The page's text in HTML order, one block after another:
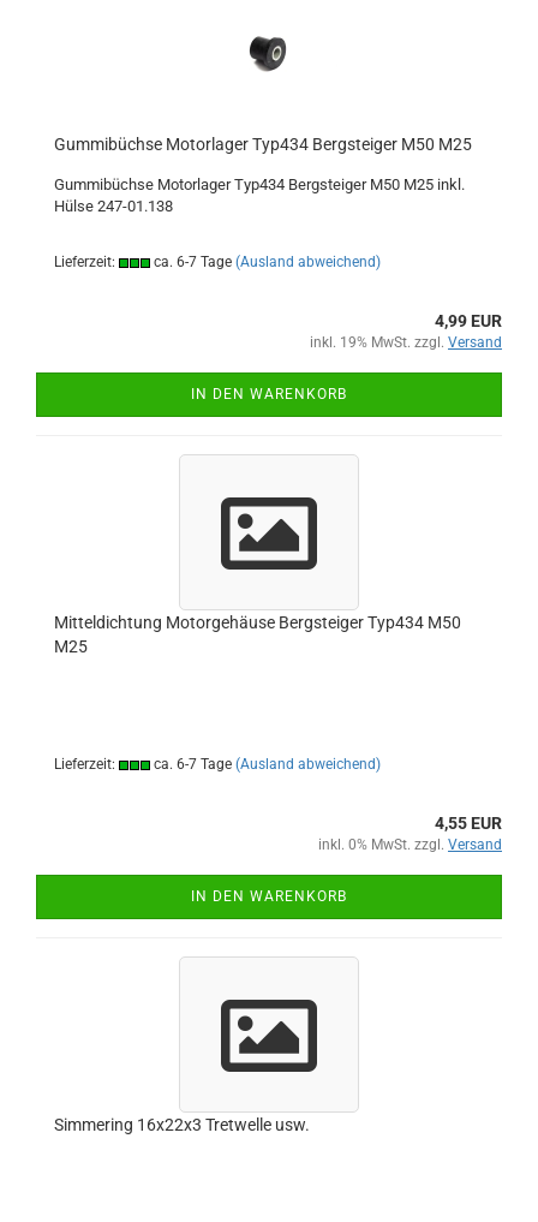
Gummibüchse Motorlager Typ434 Bergsteiger M50 M25
Gummibüchse Motorlager Typ434 Bergsteiger M50 M25 inkl.
Hülse 247-01.138
Lieferzeit: ca. 6-7 Tage (Ausland abweichend)
4,99 EUR
inkl. 19% MwSt. zzgl. Versand
IN DEN WARENKORB
Mitteldichtung Motorgehäuse Bergsteiger Typ434 M50
M25
Lieferzeit: ca. 6-7 Tage (Ausland abweichend)
4,55 EUR
inkl. 0% MwSt. zzgl. Versand
IN DEN WARENKORB
Simmering 16x22x3 Tretwelle usw.